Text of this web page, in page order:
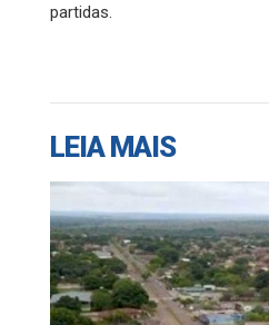
partidas.
LEIA MAIS